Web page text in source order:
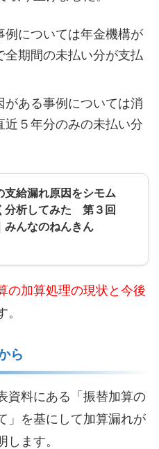
例については年金機構が
全期間の未払い分が支払
ある事例については消
５年分のみの未払い分
支給漏れ原因をシモム
分析してみた 第３回
みんなのねんきん
の加算処理の現状と今後
ら
資料にある「振替加算の
」を基にして加算漏れが
ます。